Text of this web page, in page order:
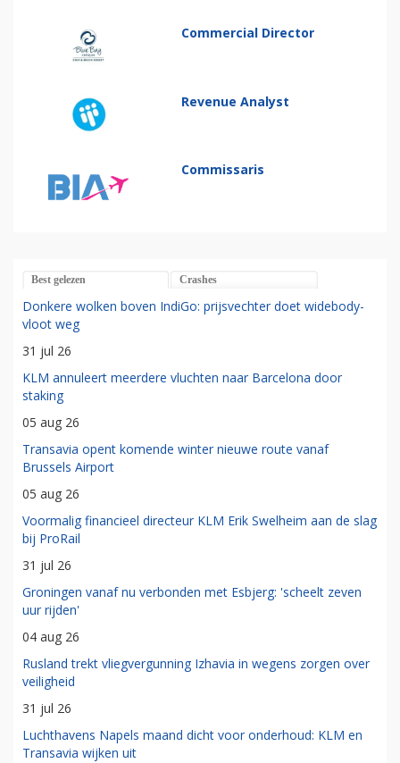
Commercial Director
Revenue Analyst
Commissaris
Best gelezen Crashes
Donkere wolken boven IndiGo: prijsvechter doet widebody-
vloot weg
31 jul 26
KLM annuleert meerdere vluchten naar Barcelona door
staking
05 aug 26
Transavia opent komende winter nieuwe route vanaf
Brussels Airport
05 aug 26
Voormalig financieel directeur KLM Erik Swelheim aan de slag
bij ProRail
31 jul 26
Groningen vanaf nu verbonden met Esbjerg: 'scheelt zeven
uur rijden'
04 aug 26
Rusland trekt vliegvergunning Izhavia in wegens zorgen over
veiligheid
31 jul 26
Luchthavens Napels maand dicht voor onderhoud: KLM en
Transavia wijken uit